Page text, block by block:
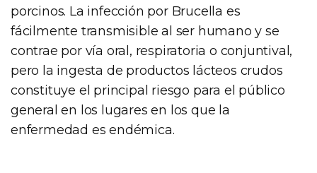
porcinos. La infección por Brucella es
fácilmente transmisible al ser humano y se
contrae por vía oral, respiratoria o conjuntival,
pero la ingesta de productos lácteos crudos
constituye el principal riesgo para el público
general en los lugares en los que la
enfermedad es endémica.